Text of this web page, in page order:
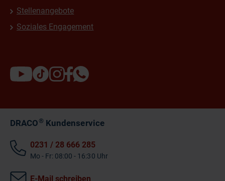
Stellenangebote
Soziales Engagement
DRACO®Kundenservice
0231 / 28 666 285
Mo - Fr: 08:00 - 16:30 Uhr
E-Mail schreiben